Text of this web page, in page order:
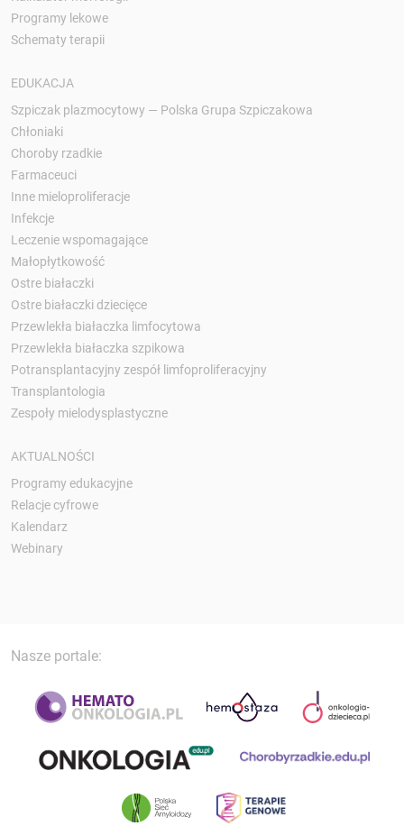
Programy lekowe
Schematy terapii
EDUKACJA
Szpiczak plazmocytowy — Polska Grupa Szpiczakowa
Chłoniaki
Choroby rzadkie
Farmaceuci
Inne mieloproliferacje
Infekcje
Leczenie wspomagające
Małopłytkowość
Ostre białaczki
Ostre białaczki dziecięce
Przewlekła białaczka limfocytowa
Przewlekła białaczka szpikowa
Potransplantacyjny zespół limfoproliferacyjny
Transplantologia
Zespoły mielodysplastyczne
AKTUALNOŚCI
Programy edukacyjne
Relacje cyfrowe
Kalendarz
Webinary
Nasze portale: